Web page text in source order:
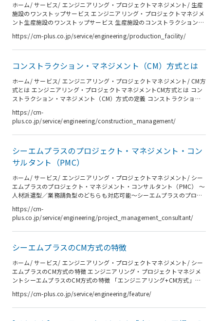
メ...
ホーム/ サービス/ エンジニアリング・プロジェクトマネジメント/ 生産
施設のワンストップサービス エンジニアリング・プロジェクトマネジメ
ント生産施設のワンストップサービス 生産施設のコンストラクションマ
ーエムプラスは、医薬品工場や食品工場をはじめとする生産施設のコン
ストラクションマネジメントに強みを持つリーディングカンパニーで
産設備や物流設備が最も重要となります。シーエムプラスでは、この生
ダー管理ま...
https://cm-plus.co.jp/service/engineering/production_facility/
コンストラクション・マネジメント（CM）方式とは
ホーム/ サービス/ エンジニアリング・プロジェクトマネジメント/ CM方
式とは エンジニアリング・プロジェクトマネジメントCM方式とは コン
ストラクション・マネジメント（CM）方式の定義 コンストラクショ
ャー（CMr）がプロジェクトの全体計画から施工に至るまでを総合的に
管理する、プロジェクト実施手法の一つです。 建設のプロであるCMrが
発注者であるお客様の側に立ち、プロジェクトの目標達成を支援しま
どまらず、近年はその領域がプロジェクトの事業構想や基本計画から、
維持...
https://cm-
plus.co.jp/service/engineering/construction_management/
シーエムプラスのプロジェクト・マネジメント・コン
サルタント（PMC）
ホーム/ サービス/ エンジニアリング・プロジェクトマネジメント/ シー
エムプラスのプロジェクト・マネジメント・コンサルタント（PMC） ～
人材派遣型／業務請負型のどちらも対応可能～シーエムプラスのプロジ
ら実現へ。貴社のプロジェクトを成功に導く、頼れるパートナーであり
たい。 大規模な投資と多くの関係者を伴う工場建設は、決して容易な道
のりではありません。私たちはお客様のプロジェクトチームに深く寄り
ートします。 シーエムプラスにお気軽にご相談ください。 お客様のニー
https://cm-
plus.co.jp/service/engineering/project_management_consultant/
シーエムプラスのCM方式の特徴
ホーム/ サービス/ エンジニアリング・プロジェクトマネジメント/ シー
エムプラスのCM方式の特徴 エンジニアリング・プロジェクトマネジメ
ントシーエムプラスのCM方式の特徴 「エンジニアリング+CM方式」の
ード感をもって行います。 シーエムプラスでは、コンストラクション・
マネジメント（CM）会社では珍しく、生産設備を中心として基本設計ま
https://cm-plus.co.jp/service/engineering/feature/